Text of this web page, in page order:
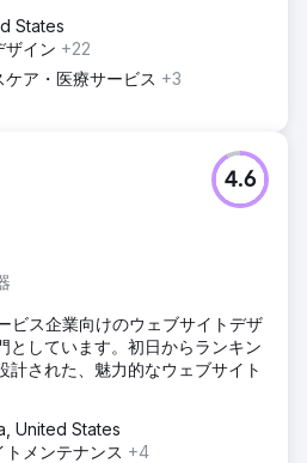
States
ザイン +22
ア・医療サービス +3
4.6
ビス企業向けのウェブサイトデザ
としています。初日からランキン
計された、魅力的なウェブサイト
United States
メンテナンス +4